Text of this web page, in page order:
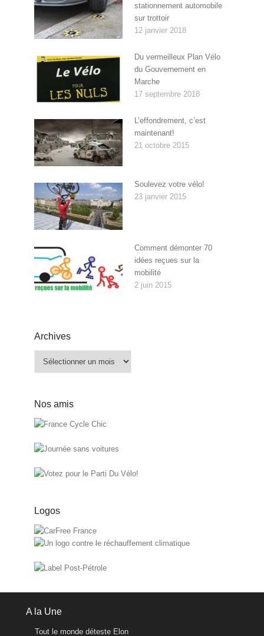
stationnement automobile
sur trottoir
12 janvier 2018
Du vermeilleux Plan Vélo
du Gouvernement en
Marche
17 septembre 2018
L’effondrement, c’est
maintenant!
21 octobre 2015
Soulevez votre vélo!
23 janvier 2015
Comment démonter 70
idées reçues sur la
mobilité
2 juin 2015
Archives
Nos amis
Logos
A la Une
Tout le monde déteste Elon